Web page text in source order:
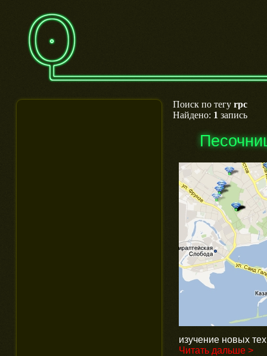
Поиск по тегу rpc
Найдено: 1 запись
изучение новых
Читать дальше >